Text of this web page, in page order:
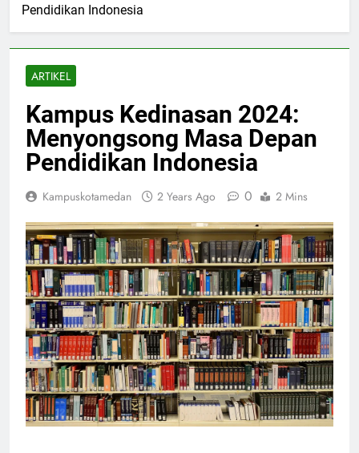
Pendidikan Indonesia
ARTIKEL
Kampus Kedinasan 2024:
Menyongsong Masa Depan
Pendidikan Indonesia
Kampuskotamedan 2 Years Ago 0 2 Mins